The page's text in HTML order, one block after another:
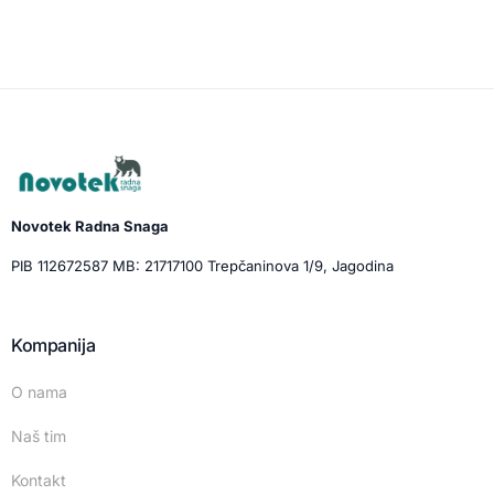
Novotek Radna Snaga
PIB 112672587 MB: 21717100 Trepčaninova 1/9, Jagodina
Kompanija
O nama
Naš tim
Kontakt